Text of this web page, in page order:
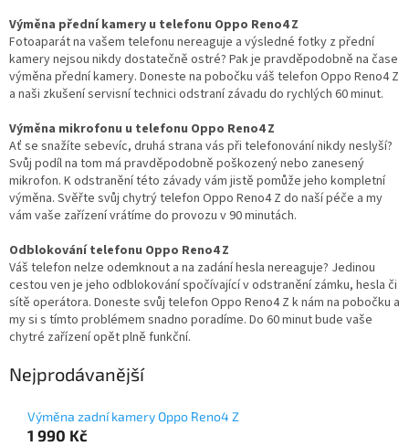
Výměna přední kamery u telefonu Oppo Reno4 Z
Fotoaparát na vašem telefonu nereaguje a výsledné fotky z přední
kamery nejsou nikdy dostatečně ostré? Pak je pravděpodobně na čase
výměna přední kamery. Doneste na pobočku váš telefon Oppo Reno4 Z
a naši zkušení servisní technici odstraní závadu do rychlých 60 minut.
Výměna mikrofonu u telefonu Oppo Reno4 Z
Ať se snažíte sebevíc, druhá strana vás při telefonování nikdy neslyší?
Svůj podíl na tom má pravděpodobně poškozený nebo zanesený
mikrofon. K odstranění této závady vám jistě pomůže jeho kompletní
výměna. Svěřte svůj chytrý telefon Oppo Reno4 Z do naší péče a my
vám vaše zařízení vrátíme do provozu v 90 minutách.
Odblokování telefonu Oppo Reno4 Z
Váš telefon nelze odemknout a na zadání hesla nereaguje? Jedinou
cestou ven je jeho odblokování spočívající v odstranění zámku, hesla či
sítě operátora. Doneste svůj telefon Oppo Reno4 Z k nám na pobočku a
my si s tímto problémem snadno poradíme. Do 60 minut bude vaše
chytré zařízení opět plně funkční.
Nejprodávanější
Výměna zadní kamery Oppo Reno4 Z
1 990 Kč